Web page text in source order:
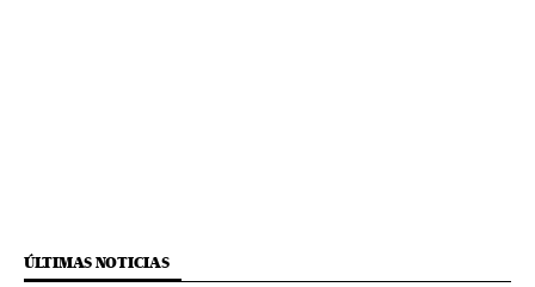
ÚLTIMAS NOTICIAS